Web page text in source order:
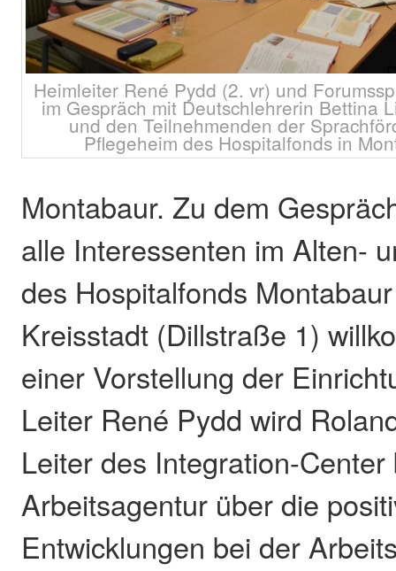
Heimleiter René Pydd (2. vr) und
im Gespräch mit Deutschlehrerin Bettina
und den Teilnehmenden der
Pflegeheim des Hospitalfonds in
Montabaur. Zu dem
alle Interessenten im Alten-
des Hospitalfonds
Kreisstadt (Dillstraße 1)
einer Vorstellung der
Leiter René Pydd wird
Leiter des Integration-
Arbeitsagentur über die
Entwicklungen bei der